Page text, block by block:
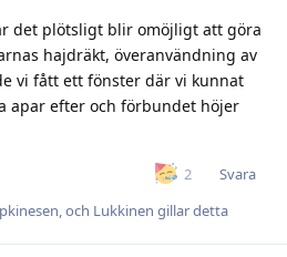
det plötsligt blir omöjligt att göra
hajdräkt, överanvändning av
vi fått ett fönster där vi kunnat
apar efter och förbundet höjer
2
Svara
, och Lukkinen gillar detta